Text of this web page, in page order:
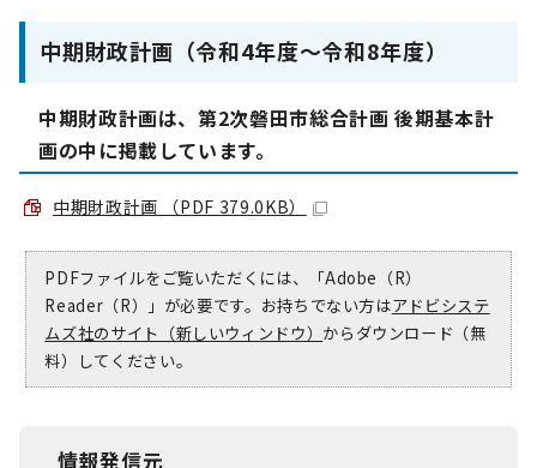
中期財政計画（令和4年度～令和8年度）
中期財政計画は、第2次磐田市総合計画 後期基本計
画の中に掲載しています。
中期財政計画 （PDF 379.0KB）
PDFファイルをご覧いただくには、「Adobe（R）
Reader（R）」が必要です。お持ちでない方はアドビシステ
ムズ社のサイト（新しいウィンドウ） からダウンロード（無
料）してください。
情報発信元